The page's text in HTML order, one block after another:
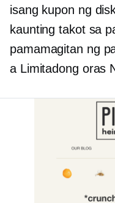
isang kupon ng
kaunting takot sa
pamamagitan ng
a Limitadong oras